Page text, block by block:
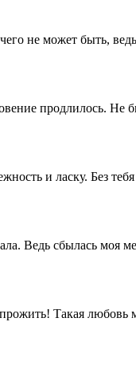
не может быть,
продлилось. Не
и ласку. Без
Ведь сбылась моя
Такая